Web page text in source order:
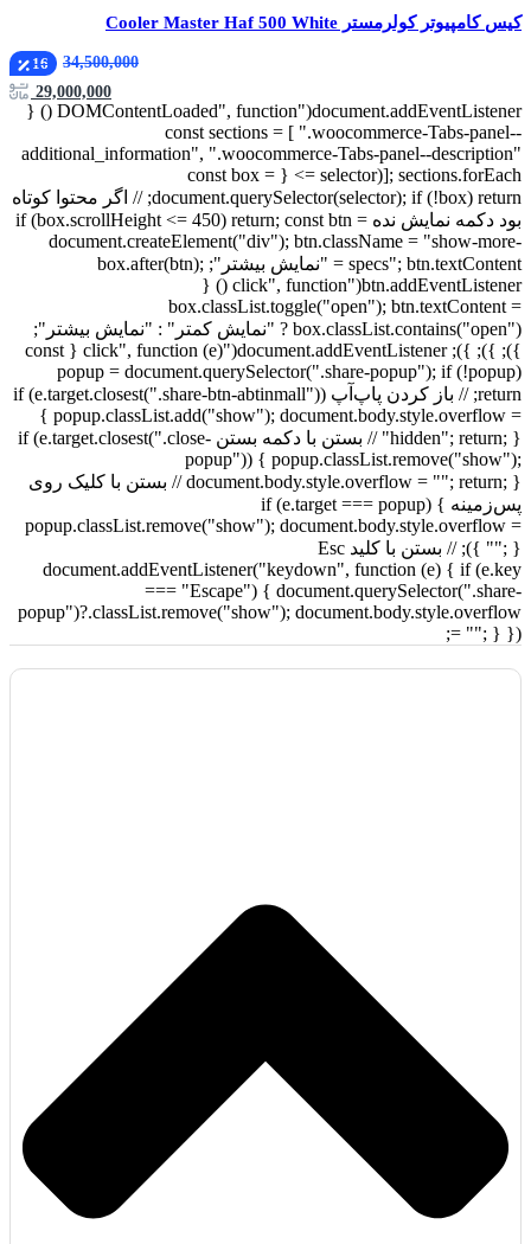
تهویه مؤثر با سه فن از پیش نصب‌شده
پشتیبانی از مادربردهای مختلف و کارت‌های گرافیک بزرگ
قیمت مناسب نسبت به امکانات و کیفیت ساخت بالا
سوالات متداول
1. آیا این کیس برای سیستم‌های گیمینگ مناسب است؟
بله، طراحی و تهویه عالی آن مخصوص سیستم‌های گیمینگ با کارت
گرافیک‌های قدرتمند است.
2. آیا می‌توان خنک‌کننده مایع در این کیس نصب کرد؟
پشتیبانی می‌کند.
3. تفاوت این مدل با نسخه‌های معمولی GT-AV201 چیست؟
مدل Plus دارای نورپردازی RGB بهتر و وزن مناسب تر میباشد .
جمع‌بندی
عالی برای کسانی است که به دنبال ترکیب زیبایی، کیفیت و قیمت
مناسب هستند. این کیس با طراحی حرفه‌ای و قابلیت‌های فراوان،
گزینه‌ای قابل اعتماد برای ساخت سیستم‌های گیمینگ و اداری
محسوب می‌شود.
اکنون با بررسی قیمت و مشخصات فنی، می‌توانید با اطمینان برای
خرید این کیس اقدام کرده و از تجربه‌ای مدرن و باکیفیت در دنیای
سخت‌افزار لذت ببرید.
کیس کامپیوتر کولرمستر Cooler Master Haf 500 White
34,500,000
16
29,000,000
document.addEventListener("DOMContentLoaded", function () {
const sections = [ ".woocommerce-Tabs-panel--
additional_information", ".woocommerce-Tabs-panel--description"
]; sections.forEach(selector => { const box =
document.querySelector(selector); if (!box) return; // اگر محتوا کوتاه
بود دکمه نمایش نده if (box.scrollHeight <= 450) return; const btn =
document.createElement("div"); btn.className = "show-more-
specs"; btn.textContent = "نمایش بیشتر"; box.after(btn);
btn.addEventListener("click", function () {
box.classList.toggle("open"); btn.textContent =
box.classList.contains("open") ? "نمایش کمتر" : "نمایش بیشتر";
}); }); }); document.addEventListener("click", function (e) { const
popup = document.querySelector(".share-popup"); if (!popup)
return; // باز کردن پاپ‌آپ if (e.target.closest(".share-btn-abtinmall"))
{ popup.classList.add("show"); document.body.style.overflow =
"hidden"; return; } // بستن با دکمه بستن if (e.target.closest(".close-
popup")) { popup.classList.remove("show");
document.body.style.overflow = ""; return; } // بستن با کلیک روی
پس‌زمینه if (e.target === popup) {
popup.classList.remove("show"); document.body.style.overflow =
""; } }); // بستن با کلید Esc
document.addEventListener("keydown", function (e) { if (e.key
=== "Escape") { document.querySelector(".share-
popup")?.classList.remove("show"); document.body.style.overflow
= ""; } });